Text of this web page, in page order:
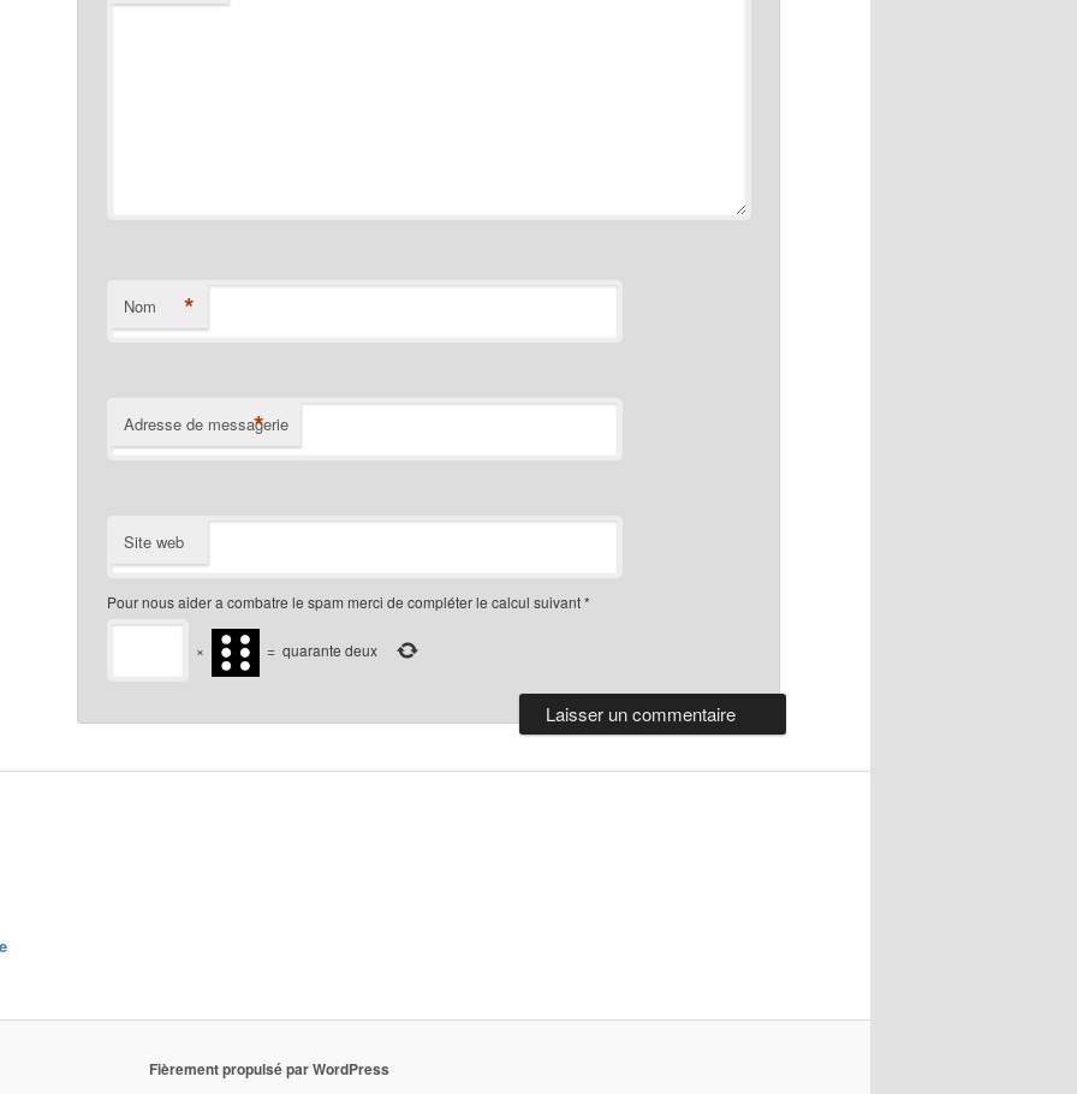
Nom *
Adresse de messagerie
*
Site web
Pour nous aider a combatre le spam merci de compléter le calcul suivant*
× = quarante deux
Fièrement propulsé par WordPress